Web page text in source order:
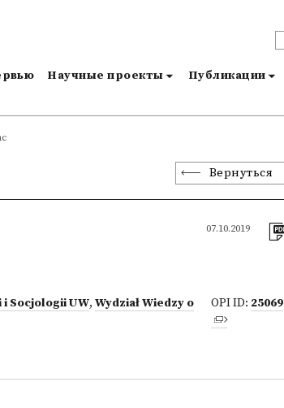
Научные проекты Публикации
Вернуться
07.10.2019
i Socjologii UW, Wydział Wiedzy o
OPI ID: 25069